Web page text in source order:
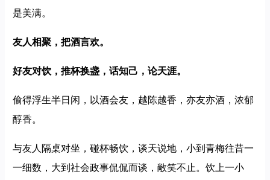
是美满。
友人相聚，把酒言欢。
好友对饮，推杯换盏，话知己，论天涯。
偷得浮生半日闲，以酒会友，越陈越香，亦友亦酒，浓郁
醇香。
与友人隔桌对坐，碰杯畅饮，谈天说地，小到青梅往昔一
一细数，大到社会政事侃侃而谈，敞笑不止。饮上一小